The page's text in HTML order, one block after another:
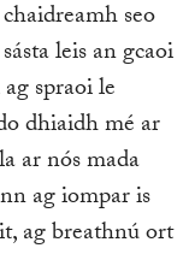
seo
leis an gcaoi
spraoi le
dhiaidh mé ar
ar nós mada
ag iompar is
ag breathnú ort